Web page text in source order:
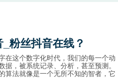
粉丝抖音在线？
在这个数字化时代，我们的每一个动
，被系统记录、分析，甚至预测。
算法就像是一个无所不知的智者，它